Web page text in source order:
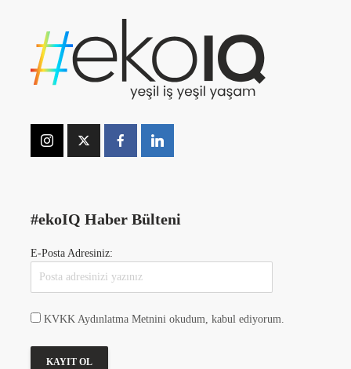
#ekoIQ Haber Bülteni
E-Posta Adresiniz:
KVKK Aydınlatma Metnini okudum, kabul ediyorum.